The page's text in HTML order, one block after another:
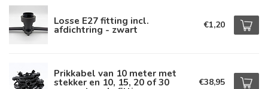
Losse E27 fitting incl.
afdichtring - zwart €1,20
Prikkabel van 10 meter met
stekker en 10, 15, 20 of 30 €38,95